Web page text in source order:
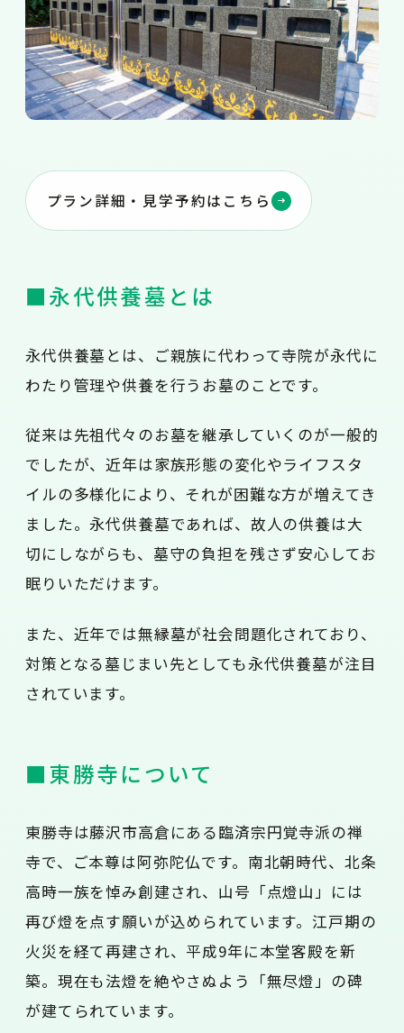
プラン詳細・見学予約はこちら
■永代供養墓とは
永代供養墓とは、ご親族に代わって寺院が永代に
わたり管理や供養を行うお墓のことです。
従来は先祖代々のお墓を継承していくのが一般的
でしたが、近年は家族形態の変化やライフスタ
イルの多様化により、それが困難な方が増えてき
ました。永代供養墓であれば、故人の供養は大
切にしながらも、墓守の負担を残さず安心してお
眠りいただけます。
また、近年では無縁墓が社会問題化されており、
対策となる墓じまい先としても永代供養墓が注目
されています。
■東勝寺について
東勝寺は藤沢市高倉にある臨済宗円覚寺派の禅
寺で、ご本尊は阿弥陀仏です。南北朝時代、北条
高時一族を悼み創建され、山号「点燈山」には
再び燈を点す願いが込められています。江戸期の
火災を経て再建され、平成9年に本堂客殿を新
築。現在も法燈を絶やさぬよう「無尽燈」の碑
が建てられています。